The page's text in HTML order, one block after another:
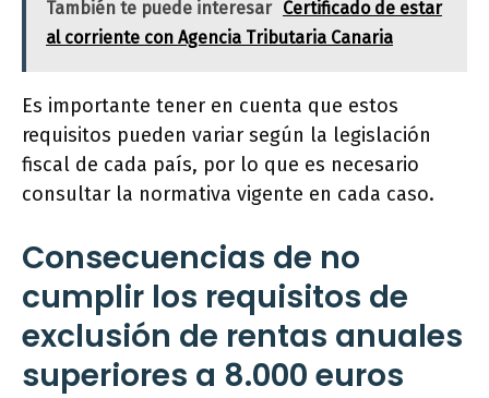
También te puede interesar Certificado de estar
al corriente con Agencia Tributaria Canaria
Es importante tener en cuenta que estos
requisitos pueden variar según la legislación
fiscal de cada país, por lo que es necesario
consultar la normativa vigente en cada caso.
Consecuencias de no
cumplir los requisitos de
exclusión de rentas anuales
superiores a 8.000 euros